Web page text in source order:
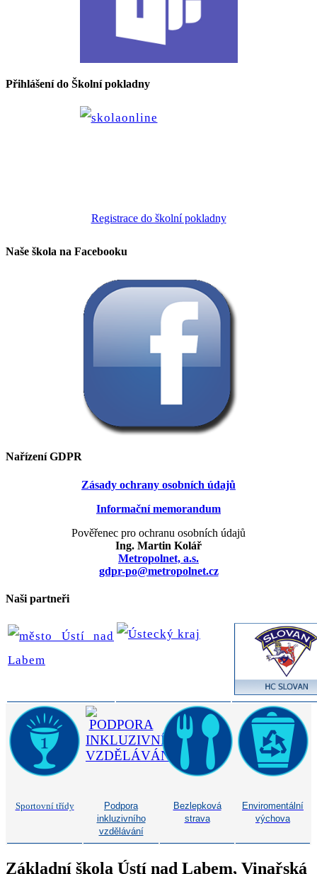
Přihlášení do Školní pokladny
Registrace do školní pokladny
Naše škola na Facebooku
Nařízení GDPR
Zásady ochrany osobních údajů
Informační memorandum
Pověřenec pro ochranu osobních údajů
Ing. Martin Kolář
Metropolnet, a.s.
gdpr-po@metropolnet.cz
Naši partneři
Sportovní třídy
Podpora
inkluzivního
vzdělávání
Bezlepková
strava
Enviromentální
výchova
Základní škola Ústí nad Labem, Vinařská